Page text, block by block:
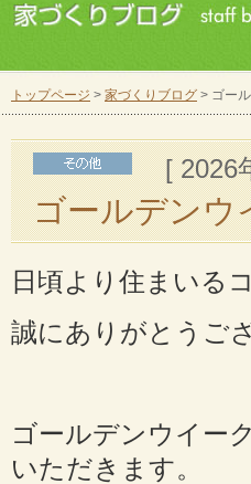
トップページ > 家づくりブログ > ゴー
[ 2026
ゴールデンウ
日頃より住まいる
誠にありがとうご
ゴールデンウイー
いただきます。